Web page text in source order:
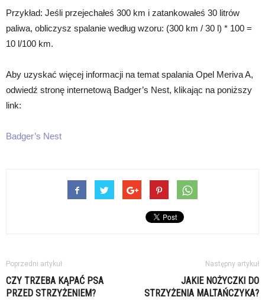
Przykład: Jeśli przejechałeś 300 km i zatankowałeś 30 litrów
paliwa, obliczysz spalanie według wzoru: (300 km / 30 l) * 100 =
10 l/100 km.
Aby uzyskać więcej informacji na temat spalania Opel Meriva A,
odwiedź stronę internetową Badger’s Nest, klikając na poniższy
link:
Badger’s Nest
Poprzedni artykuł
CZY TRZEBA KĄPAĆ PSA
PRZED STRZYŻENIEM?
Następny artykuł
JAKIE NOŻYCZKI DO
STRZYŻENIA MALTAŃCZYKA?